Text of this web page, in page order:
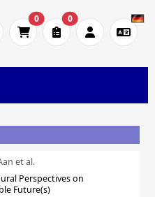
0 0
et al.
Perspectives on
Future(s)